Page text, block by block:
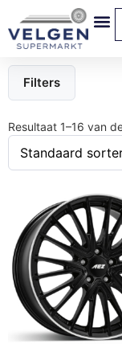
Filters
Resultaat 1–16 van